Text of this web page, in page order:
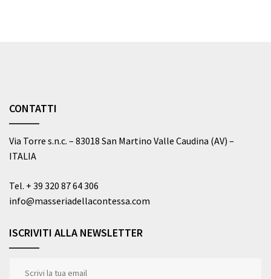
CONTATTI
Via Torre s.n.c. – 83018 San Martino Valle Caudina (AV) –
ITALIA
Tel. + 39 320 87 64 306
info@masseriadellacontessa.com
ISCRIVITI ALLA NEWSLETTER